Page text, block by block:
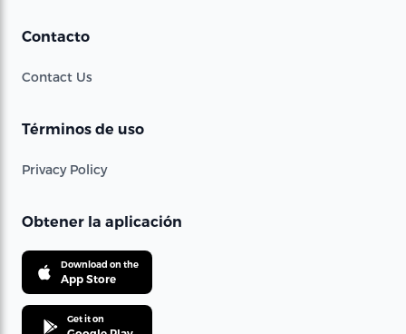
Contacto
Contact Us
Términos de uso
Privacy Policy
Obtener la aplicación
Download on the
App Store
Get it on